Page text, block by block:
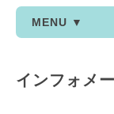
MENU ▼
インフォメ